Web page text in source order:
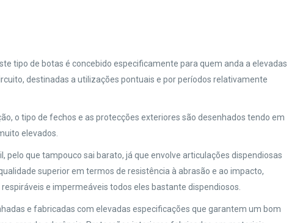
tipo de botas é concebido especificamente para quem anda a elevadas
destinadas a utilizações pontuais e por períodos relativamente
o tipo de fechos e as protecções exteriores são desenhados tendo em
elevados.
pelo que tampouco sai barato, já que envolve articulações dispendiosas
superior em termos de resistência à abrasão e ao impacto,
e impermeáveis todos eles bastante dispendiosos.
e fabricadas com elevadas especificações que garantem um bom